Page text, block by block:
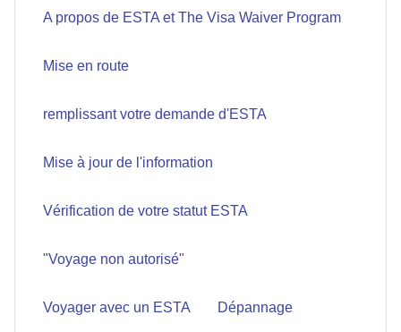
A propos de ESTA et The Visa Waiver Program
Mise en route
remplissant votre demande d'ESTA
Mise à jour de l'information
Vérification de votre statut ESTA
"Voyage non autorisé"
Voyager avec un ESTA Dépannage